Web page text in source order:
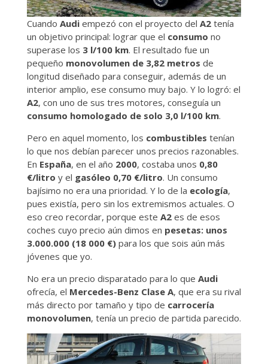
Cuando Audiempezó con el proyecto del A2tenía
un objetivo principal: lograr que el consumo no
superase los 3 l/100 km. El resultado fue un
pequeño monovolumen de 3,82 metros de
longitud diseñado para conseguir, además de un
interior amplio, ese consumo muy bajo. Y lo logró: el
A2, con uno de sus tres motores, conseguía un
consumo homologado de solo 3,0 l/100 km.
Pero en aquel momento, los combustibles tenían
lo que nos debían parecer unos precios razonables.
En España, en el año 2000, costaba unos 0,80
€/litro y el gasóleo 0,70 €/litro. Un consumo
bajísimo no era una prioridad. Y lo de la ecología,
pues existía, pero sin los extremismos actuales. O
eso creo recordar, porque este A2es de esos
coches cuyo precio aún dimos en pesetas: unos
3.000.000 (18 000 €)para los que sois aún más
jóvenes que yo.
No era un precio disparatado para lo que Audi
ofrecía, el Mercedes-Benz Clase A, que era su rival
más directo por tamaño y tipo de carrocería
monovolumen, tenía un precio de partida parecido.